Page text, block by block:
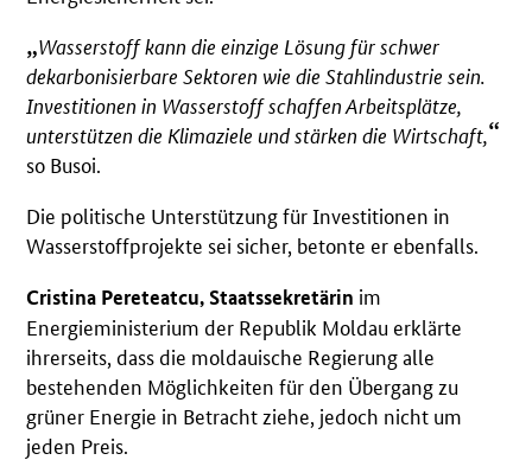
Wasserstoff kann die einzige Lösung für schwer
dekarbonisierbare Sektoren wie die Stahlindustrie sein.
Investitionen in Wasserstoff schaffen Arbeitsplätze,
unterstützen die Klimaziele und stärken die Wirtschaft,
so Busoi.
Die politische Unterstützung für Investitionen in
Wasserstoffprojekte sei sicher, betonte er ebenfalls.
Cristina Pereteatcu, Staatssekretärin im
Energieministerium der Republik Moldau erklärte
ihrerseits, dass die moldauische Regierung alle
bestehenden Möglichkeiten für den Übergang zu
grüner Energie in Betracht ziehe, jedoch nicht um
jeden Preis.